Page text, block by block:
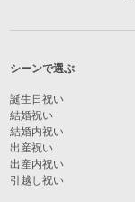
シーンで選ぶ
誕生日祝い
結婚祝い
結婚内祝い
出産祝い
出産内祝い
引越し祝い